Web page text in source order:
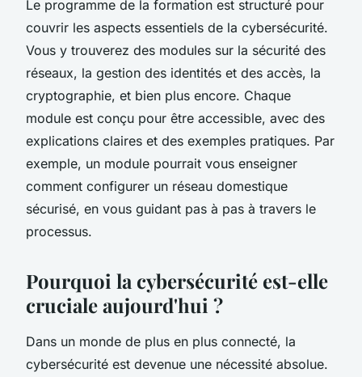
Le programme de la formation est structuré pour
couvrir les aspects essentiels de la cybersécurité.
Vous y trouverez des modules sur la sécurité des
réseaux, la gestion des identités et des accès, la
cryptographie, et bien plus encore. Chaque
module est conçu pour être accessible, avec des
explications claires et des exemples pratiques. Par
exemple, un module pourrait vous enseigner
comment configurer un réseau domestique
sécurisé, en vous guidant pas à pas à travers le
processus.
Pourquoi la cybersécurité est-elle
cruciale aujourd'hui ?
Dans un monde de plus en plus connecté, la
cybersécurité est devenue une nécessité absolue.